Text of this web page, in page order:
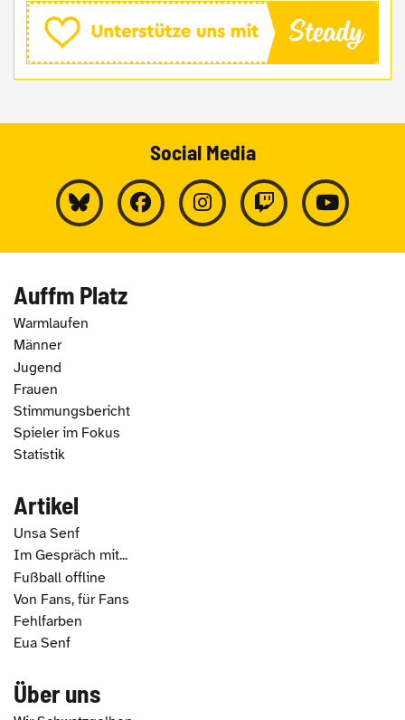
Social Media
Auffm Platz
Warmlaufen
Männer
Jugend
Frauen
Stimmungsbericht
Spieler im Fokus
Statistik
Artikel
Unsa Senf
Im Gespräch mit...
Fußball offline
Von Fans, für Fans
Fehlfarben
Eua Senf
Über uns